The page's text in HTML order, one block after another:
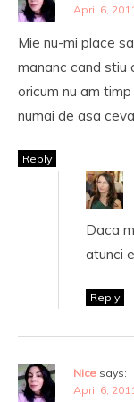
April 6,
Mie nu-mi place
mananc cand stiu
oricum nu am
numai de asa
Reply
Daca
atunci
Reply
Nice says:
April 6,